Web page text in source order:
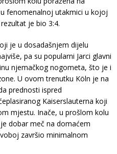
fenomenalnoj utakmici u kojoj
je bio 3:4.
je u dosadašnjem dijelu
pa su popularni Jarci glavni
njemačkog nogometa, što je i
U ovom trenutku Köln je na
prednosti ispred
Kaiserslauterna koji
mjestu. Inače, u prošlom kolu
dobar meč na domaćem
završio minimalnom